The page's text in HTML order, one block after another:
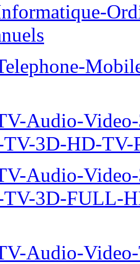
Audio-
3D-HD-TV-
Audio-
TV-3D-FULL-
Audio-